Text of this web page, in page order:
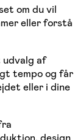
om du vil
eller forstå
udvalg af
tempo og får
eller i dine